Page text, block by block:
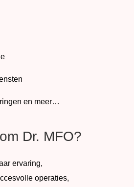
en meer…
Dr. MFO?
ervaring,
operaties,